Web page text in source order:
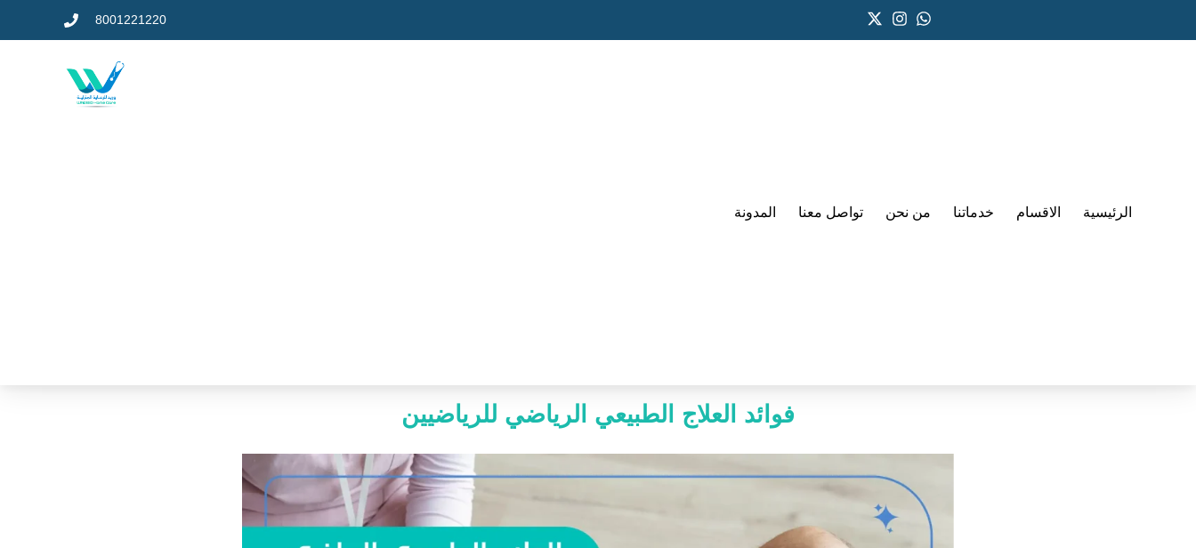
8001221220
الرئيسية الاقسام خدماتنا من نحن تواصل معنا المدونة
فوائد العلاج الطبيعي الرياضي للرياضيين